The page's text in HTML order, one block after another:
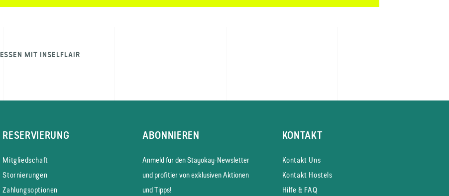
ESSEN MIT INSELFLAIR
RESERVIERUNG
Mitgliedschaft
Stornierungen
Zahlungsoptionen
ABONNIEREN
Anmeld für den Stayokay-News­letter
und profitier von exklusiven Aktionen
und Tipps!
KONTAKT
Kontakt Uns
Kontakt Hostels
Hilfe & FAQ